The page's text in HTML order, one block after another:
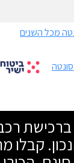
מכל השנים
ברכישת
קבלו